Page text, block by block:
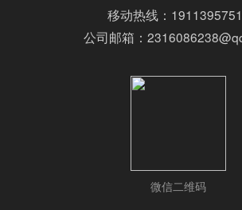
移动热线：
公司邮箱：
微信二维码